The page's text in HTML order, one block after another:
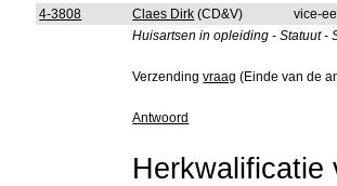
4-3808 Claes Dirk (CD&V)
vice-
Huisartsen in opleiding - Statuut -
Verzendingvraag (Einde van de
Antwoord